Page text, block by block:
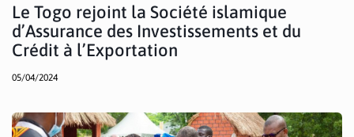
Le Togo rejoint la Société islamique
d’Assurance des Investissements et du
Crédit à l’Exportation
05/04/2024